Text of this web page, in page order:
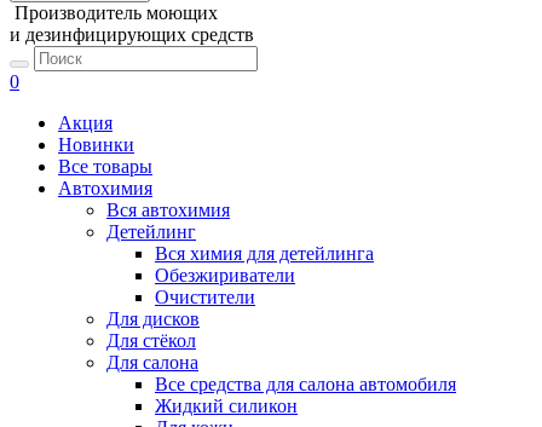
Производитель моющих
и дезинфицирующих средств
0
Акция
Новинки
Все товары
Автохимия
Вся автохимия
Детейлинг
Вся химия для детейлинга
Обезжириватели
Очистители
Для дисков
Для стёкол
Для салона
Все средства для салона автомобиля
Жидкий силикон